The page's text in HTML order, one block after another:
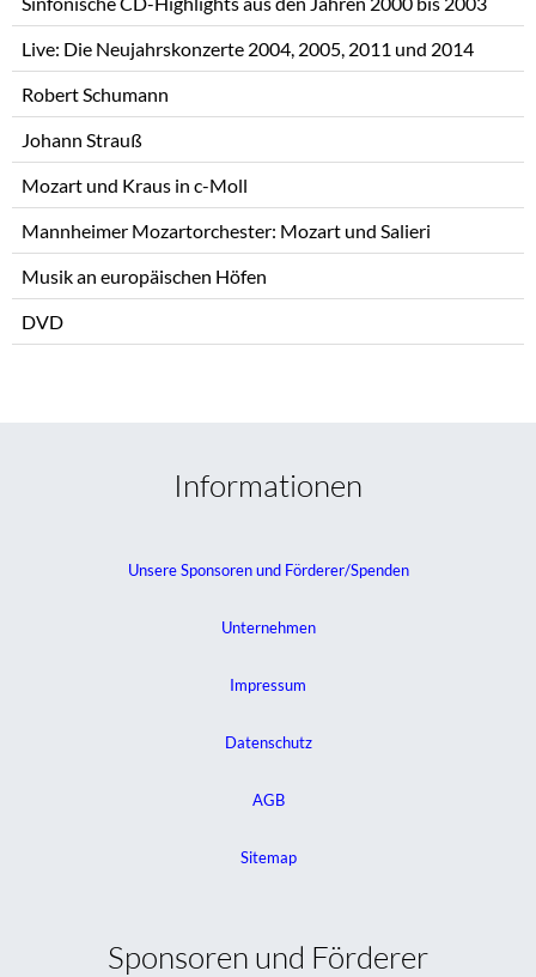
Live: Die Neujahrskonzerte 2004, 2005, 2011 und 2014
Robert Schumann
Johann Strauß
Mozart und Kraus in c-Moll
Mannheimer Mozartorchester: Mozart und Salieri
Musik an europäischen Höfen
DVD
Informationen
Unsere Sponsoren und Förderer/Spenden
Unternehmen
Impressum
Datenschutz
AGB
Sitemap
Sponsoren und Förderer